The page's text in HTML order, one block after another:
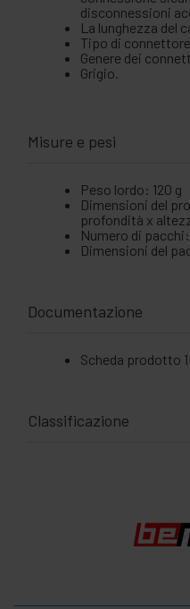
disconnessioni
La lunghezza del
Tipo di
Genere dei
Grigio.
Misure e pesi
Peso lordo: 120 g
Dimensioni del
profondità x
Numero di pacchi:
Dimensioni del
Documentazione
Scheda prodotto 1
Classificazione